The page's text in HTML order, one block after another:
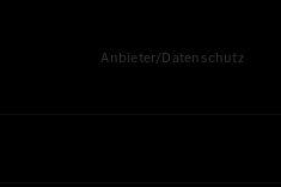
Anbieter/Datenschutz